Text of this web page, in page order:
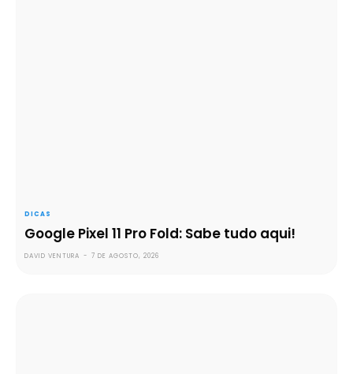
DICAS
Google Pixel 11 Pro Fold: Sabe tudo aqui!
DAVID VENTURA - 7 DE AGOSTO, 2026